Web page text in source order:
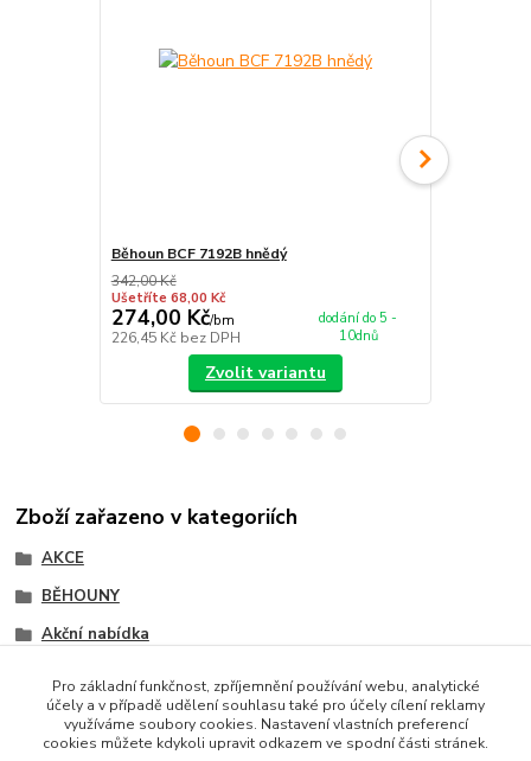
Běhoun BCF 7192B hnědý
342,00 Kč
Ušetříte 68,00 Kč
274,00 Kč/bm
226,45 Kč bez DPH
dodání do 5 -
10dnů
Zvolit variantu
Zboží zařazeno v kategoriích
AKCE
BĚHOUNY
Akční nabídka
Akce metrážní koberce
Pro základní funkčnost, zpříjemnění používání webu, analytické
účely a v případě udělení souhlasu také pro účely cílení reklamy
využíváme soubory cookies. Nastavení vlastních preferencí
cookies můžete kdykoli upravit odkazem ve spodní části stránek.